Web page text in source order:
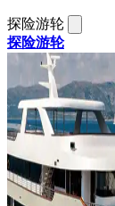
探险游轮
探险游轮